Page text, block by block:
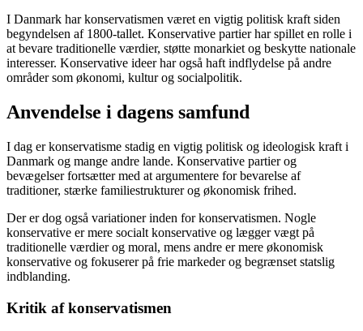
I Danmark har konservatismen været en vigtig politisk kraft siden
begyndelsen af ​​1800-tallet. Konservative partier har spillet en rolle i
at bevare traditionelle værdier, støtte monarkiet og beskytte nationale
interesser. Konservative ideer har også haft indflydelse på andre
områder som økonomi, kultur og socialpolitik.
Anvendelse i dagens samfund
I dag er konservatisme stadig en vigtig politisk og ideologisk kraft i
Danmark og mange andre lande. Konservative partier og
bevægelser fortsætter med at argumentere for bevarelse af
traditioner, stærke familiestrukturer og økonomisk frihed.
Der er dog også variationer inden for konservatismen. Nogle
konservative er mere socialt konservative og lægger vægt på
traditionelle værdier og moral, mens andre er mere økonomisk
konservative og fokuserer på frie markeder og begrænset statslig
indblanding.
Kritik af konservatismen